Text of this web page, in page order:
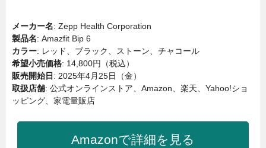
メーカー名: Zepp Health Corporation
製品名: Amazfit Bip 6
カラー: レッド、ブラック、ストーン、チャコール
希望小売価格: 14,800円（税込）
販売開始日 : 2025年4月25日（金）
取扱店舗: 公式オンラインストア、Amazon、楽天、Yahoo!ショ
ッピング、家電量販店
Amazonで詳細を見る